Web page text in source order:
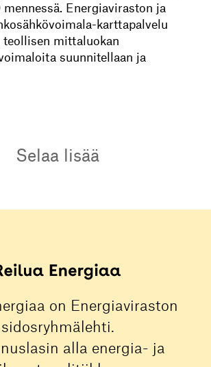
Energiaviraston ja
karttapalvelu
mittaluokan
suunnitellaan ja
Selaa lisää
on Energiaviraston
sidosryhmälehti.
alla energia- ja